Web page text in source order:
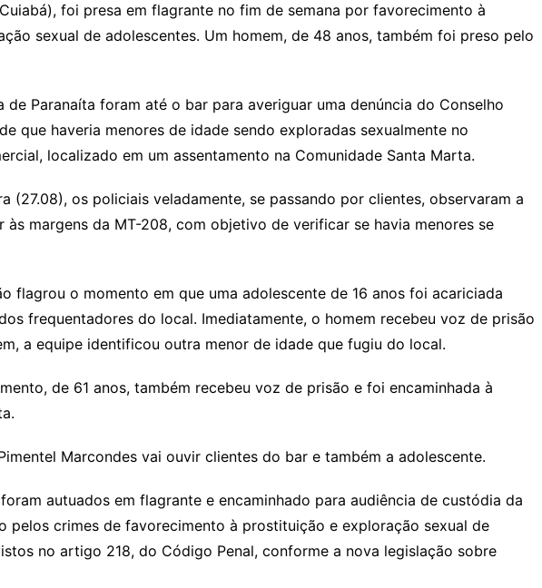
foi presa em flagrante no fim de semana por favorecimento à
sexual de adolescentes. Um homem, de 48 anos, também foi preso pelo
de Paranaíta foram até o bar para averiguar uma denúncia do Conselho
que haveria menores de idade sendo exploradas sexualmente no
localizado em um assentamento na Comunidade Santa Marta.
(27.08), os policiais veladamente, se passando por clientes, observaram a
às margens da MT-208, com objetivo de verificar se havia menores se
flagrou o momento em que uma adolescente de 16 anos foi acariciada
frequentadores do local. Imediatamente, o homem recebeu voz de prisão
a equipe identificou outra menor de idade que fugiu do local.
de 61 anos, também recebeu voz de prisão e foi encaminhada à
Marcondes vai ouvir clientes do bar e também a adolescente.
autuados em flagrante e encaminhado para audiência de custódia da
pelos crimes de favorecimento à prostituição e exploração sexual de
no artigo 218, do Código Penal, conforme a nova legislação sobre